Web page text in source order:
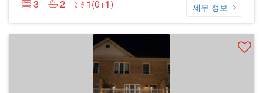
3
2 1(0+1) 세부 정보